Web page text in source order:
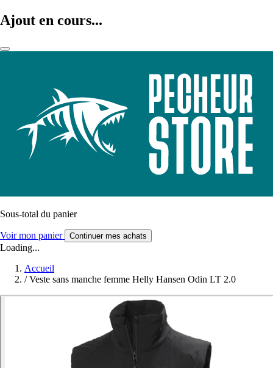
Ajout en cours...
Sous-total du panier
Voir mon panier Continuer mes achats
Loading...
Accueil
/ Veste sans manche femme Helly Hansen Odin LT 2.0